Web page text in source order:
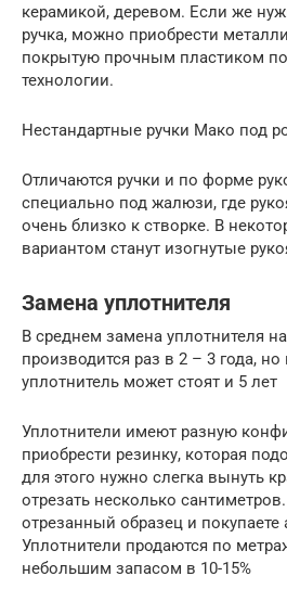
керамикой, деревом. Если же
ручка, можно приобрести
покрытую прочным пластиком
технологии.
Нестандартные ручки Мако под
Отличаются ручки и по форме
специально под жалюзи, где
очень близко к створке. В
вариантом станут изогнутые
Замена уплотнителя
В среднем замена уплотнителя
производится раз в 2 – 3 года,
уплотнитель может стоят и 5 лет
Уплотнители имеют разную
приобрести резинку, которая
для этого нужно слегка вынуть
отрезать несколько
отрезанный образец и
Уплотнители продаются по
небольшим запасом в 10-15%